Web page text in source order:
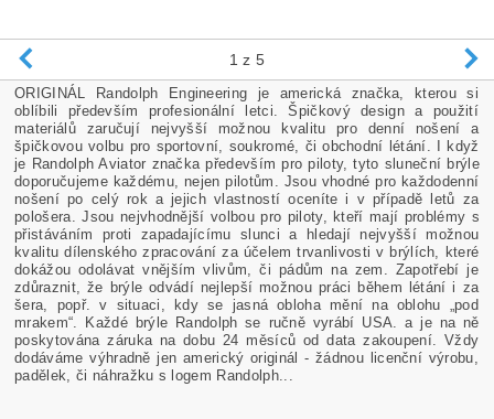
1 z 5
ORIGINÁL Randolph Engineering je americká značka, kterou si
oblíbili především profesionální letci. Špičkový design a použití
materiálů zaručují nejvyšší možnou kvalitu pro denní nošení a
špičkovou volbu pro sportovní, soukromé, či obchodní létání. I když
je Randolph Aviator značka především pro piloty, tyto sluneční brýle
doporučujeme každému, nejen pilotům. Jsou vhodné pro každodenní
nošení po celý rok a jejich vlastností oceníte i v případě letů za
pološera. Jsou nejvhodnější volbou pro piloty, kteří mají problémy s
přistáváním proti zapadajícímu slunci a hledají nejvyšší možnou
kvalitu dílenského zpracování za účelem trvanlivosti v brýlích, které
dokážou odolávat vnějším vlivům, či pádům na zem. Zapotřebí je
zdůraznit, že brýle odvádí nejlepší možnou práci během létání i za
šera, popř. v situaci, kdy se jasná obloha mění na oblohu „pod
mrakem“. Každé brýle Randolph se ručně vyrábí USA. a je na ně
poskytována záruka na dobu 24 měsíců od data zakoupení. Vždy
dodáváme výhradně jen americký originál - žádnou licenční výrobu,
padělek, či náhražku s logem Randolph...